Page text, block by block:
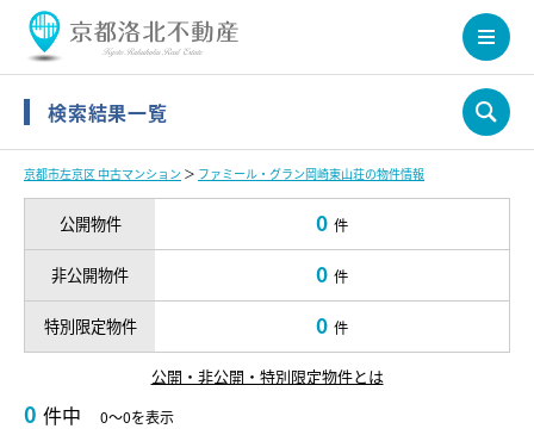
検索結果一覧
京都市左京区 中古マンション ＞ ファミール・グラン岡崎東山荘の物件情報
公開物件 0 件
非公開物件 0 件
特別限定物件 0 件
公開・非公開・特別限定物件とは
0 件中 0～0を表示